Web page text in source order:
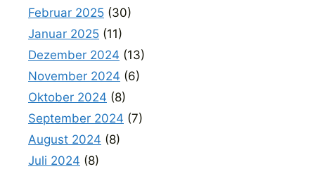
Februar 2025 (30)
Januar 2025 (11)
Dezember 2024 (13)
November 2024 (6)
Oktober 2024 (8)
September 2024 (7)
August 2024 (8)
Juli 2024 (8)